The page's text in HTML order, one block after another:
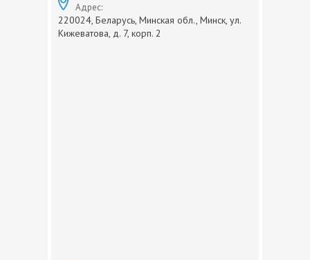
Адрес:
220024, Беларусь, Минская обл., Минск, ул.
Кижеватова, д. 7, корп. 2